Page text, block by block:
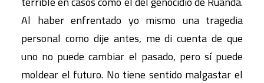
Al haber enfrentado yo mismo una tragedia
personal como dije antes, me di cuenta de que
uno no puede cambiar el pasado, pero sí puede
moldear el futuro. No tiene sentido malgastar el